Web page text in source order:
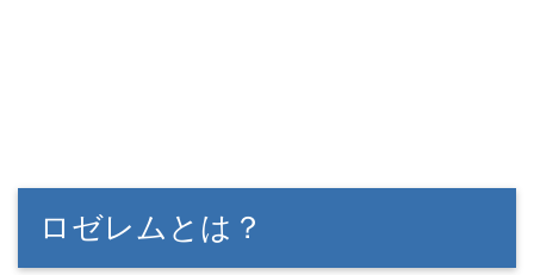
ロゼレムとは？